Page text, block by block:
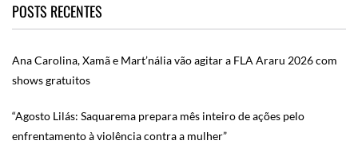
POSTS RECENTES
Ana Carolina, Xamã e Mart’nália vão agitar a FLA Araru 2026 com
shows gratuitos
“Agosto Lilás: Saquarema prepara mês inteiro de ações pelo
enfrentamento à violência contra a mulher”